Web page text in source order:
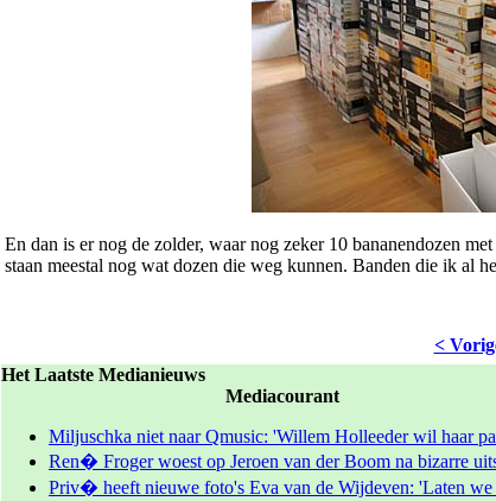
En dan is er nog de zolder, waar nog zeker 10 bananendozen
staan meestal nog wat dozen die weg kunnen. Banden die ik al
<
Het Laatste Medianieuws
Mediacourant
Miljuschka niet naar Qmusic: 'Willem Holleeder wil haar
Ren� Froger woest op Jeroen van der Boom na bizarre
Priv� heeft nieuwe foto's Eva van de Wijdeven: 'Laten we